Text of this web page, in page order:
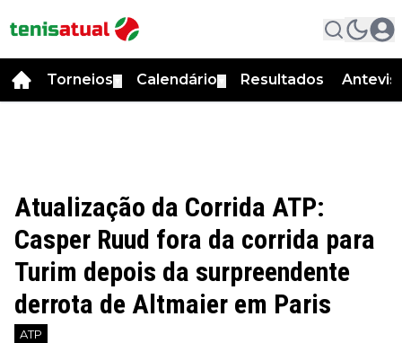
Torneios Calendário Resultados
Atualização da Corrida ATP:
Casper Ruud fora da corrida para
Turim depois da surpreendente
derrota de Altmaier em Paris
ATP